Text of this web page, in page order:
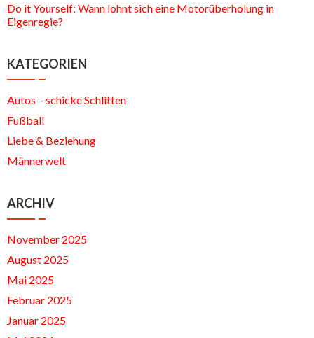
Do it Yourself: Wann lohnt sich eine Motorüberholung in
Eigenregie?
KATEGORIEN
Autos – schicke Schlitten
Fußball
Liebe & Beziehung
Männerwelt
ARCHIV
November 2025
August 2025
Mai 2025
Februar 2025
Januar 2025